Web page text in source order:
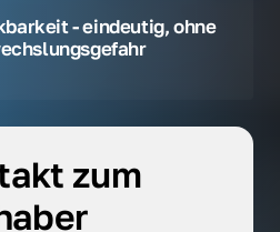
- eindeutig, ohne
zum